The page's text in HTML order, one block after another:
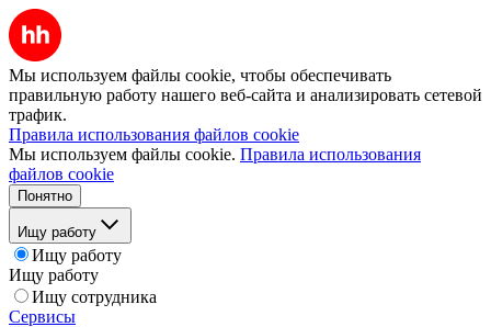
Мы используем файлы cookie, чтобы обеспечивать
правильную работу нашего веб-сайта и анализировать сетевой
трафик.
Правила использования файлов cookie
Мы используем файлы cookie. Правила использования
файлов cookie
Понятно
Ищу работу
Ищу работу
Ищу работу
Ищу сотрудника
Сервисы